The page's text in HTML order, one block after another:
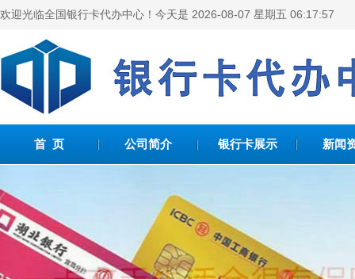
欢迎光临全国银行卡代办中心！今天是 2026-08-07 星期五 06:17:57
首 页 公司简介 银行卡展示 新闻